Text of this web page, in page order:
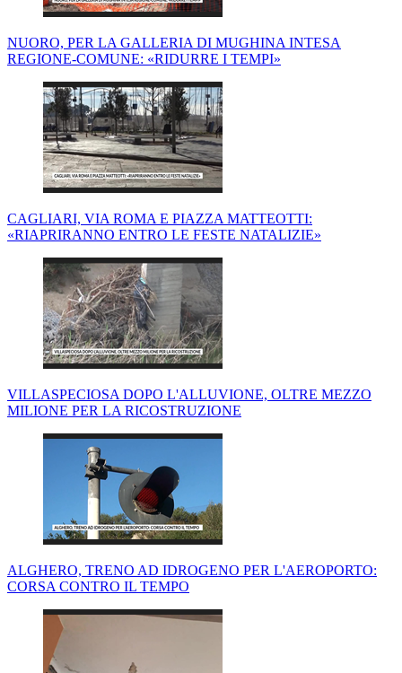
NUORO, PER LA GALLERIA DI MUGHINA INTESA
REGIONE-COMUNE: «RIDURRE I TEMPI»
CAGLIARI, VIA ROMA E PIAZZA MATTEOTTI:
«RIAPRIRANNO ENTRO LE FESTE NATALIZIE»
VILLASPECIOSA DOPO L'ALLUVIONE, OLTRE MEZZO
MILIONE PER LA RICOSTRUZIONE
ALGHERO, TRENO AD IDROGENO PER L'AEROPORTO:
CORSA CONTRO IL TEMPO